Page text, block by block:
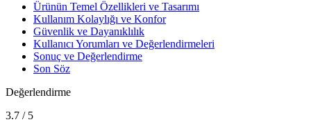
Ürünün Temel Özellikleri ve Tasarımı
Kullanım Kolaylığı ve Konfor
Güvenlik ve Dayanıklılık
Kullanıcı Yorumları ve Değerlendirmeleri
Sonuç ve Değerlendirme
Son Söz
Değerlendirme
3.7 / 5